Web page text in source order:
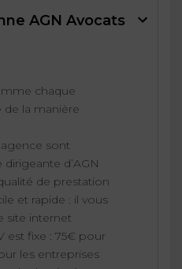
AGN Avocats
chaque
de la manière
sont
d’AGN
de prestation
et rapide : il vous
site internet
est fixe : 75€ pour
les entreprises